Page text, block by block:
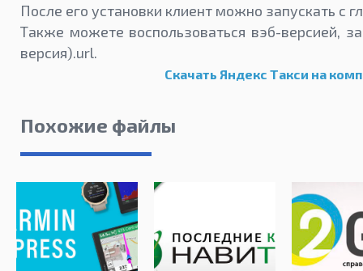
После его установки клиент можно запускать с
Также можете воспользоваться вэб-версией,
версия).url.
Скачать Яндекс Такси на
Похожие файлы